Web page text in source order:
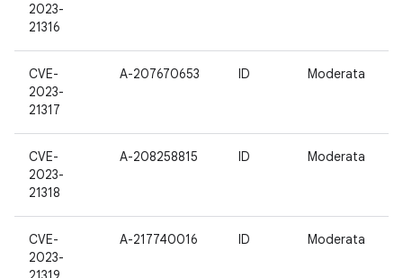
2023-
21316
CVE-
2023-
21317
A-207670653 ID Moderata
CVE-
2023-
21318
A-208258815 ID Moderata
CVE-
2023-
A-217740016 ID Moderata